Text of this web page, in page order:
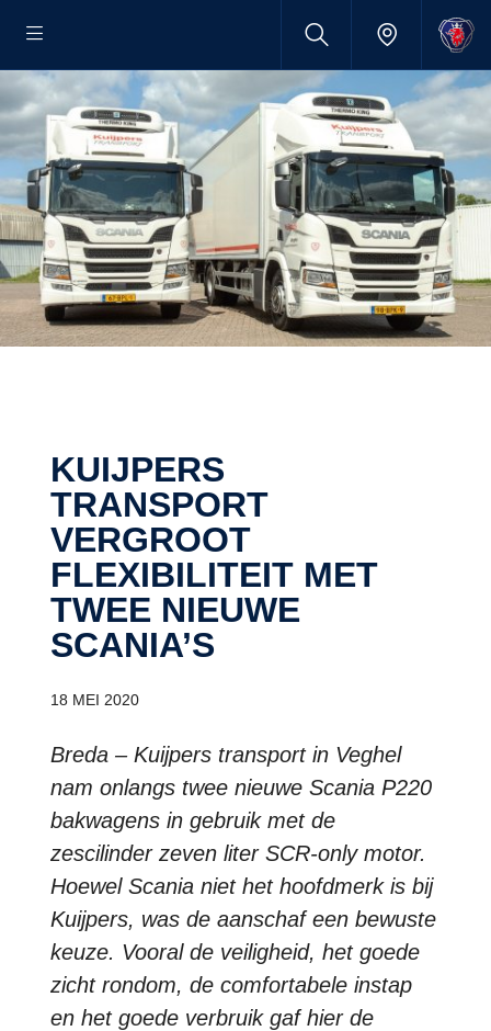
KUIJPERS
TRANSPORT
VERGROOT
FLEXIBILITEIT MET
TWEE NIEUWE
SCANIA’S
18 MEI 2020
Breda – Kuijpers transport in Veghel
nam onlangs twee nieuwe Scania P220
bakwagens in gebruik met de
zescilinder zeven liter SCR-only motor.
Hoewel Scania niet het hoofdmerk is bij
Kuijpers, was de aanschaf een bewuste
keuze. Vooral de veiligheid, het goede
zicht rondom, de comfortabele instap
en het goede verbruik gaf hier de